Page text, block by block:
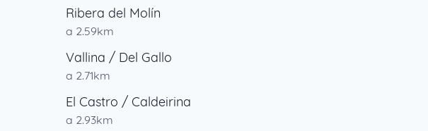
Ribera del Molín
a 2.59km
Vallina / Del Gallo
a 2.71km
El Castro / Caldeirina
a 2.93km